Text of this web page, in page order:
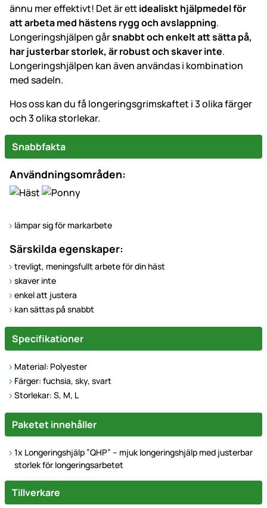
ännu mer effektivt! Det är ettidealiskt hjälpmedel för
att arbeta med hästens rygg och avslappning.
Longeringshjälpen gårsnabbt och enkelt att sätta på,
har justerbar storlek, är robust och skaver inte.
Longeringshjälpen kan även användas i kombination
med sadeln.
Hos oss kan du få longeringsgrimskaftet i 3 olika färger
och 3 olika storlekar.
Snabbfakta
Användningsområden:
lämpar sig för markarbete
Särskilda egenskaper:
trevligt, meningsfullt arbete för din häst
skaver inte
enkel att justera
kan sättas på snabbt
Specifikationer
Material: Polyester
Färger: fuchsia, sky, svart
Storlekar: S, M, L
Paketet innehåller
1x Longeringshjälp ”QHP” – mjuk longeringshjälp med justerbar
storlek för longeringsarbetet
Tillverkare